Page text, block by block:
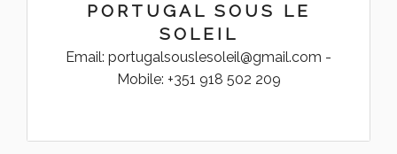
PORTUGAL SOUS LE
SOLEIL
Email: portugalsouslesoleil@gmail.com -
Mobile: +351 918 502 209